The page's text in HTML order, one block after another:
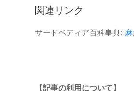
関連リンク
サードペディア百科事典:
【記事の利用について】